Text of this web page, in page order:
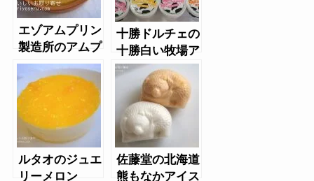
エゾアムプリン
製造所のアムプ
リン
十勝ドルチェの
十勝白い牧場ア
イスクリーム
ルタオのジュエ
リーメロン
佐藤堂の北海道
熊もなかアイス